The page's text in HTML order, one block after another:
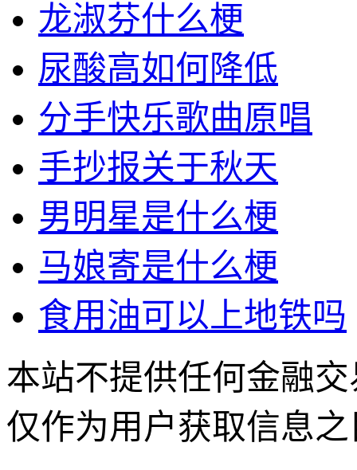
龙淑芬什么梗
尿酸高如何降低
分手快乐歌曲原唱
手抄报关于秋天
男明星是什么梗
马娘寄是什么梗
食用油可以上地铁吗
本站不提供任何金融
仅作为用户获取信息